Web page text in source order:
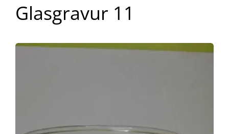
Glasgravur 11